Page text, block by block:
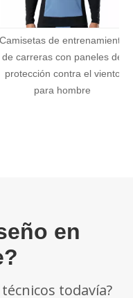
de entrenamiento
carreras con paneles de
contra el viento
para hombre
en
todavía?